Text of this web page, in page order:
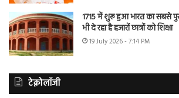
1715 में शुरू हुआ भारत का सबसे
भी दे रहा है हजारों छात्रों को शिक्षा
19 July 2026 - 7:14 PM
टेक्नोलॉजी